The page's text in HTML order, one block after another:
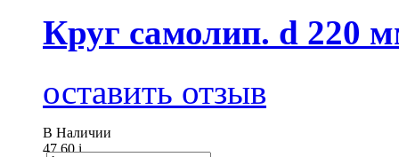
Круг самолип. d 220
оставить отзыв
В Наличии
47.60i